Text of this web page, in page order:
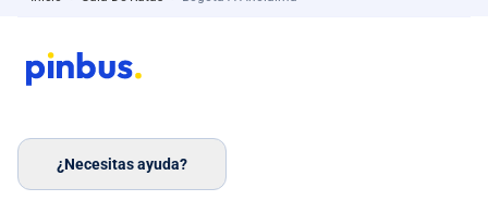
¿Necesitas ayuda?